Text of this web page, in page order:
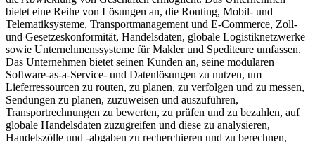
bietet eine Reihe von Lösungen an, die Routing, Mobil- und
Telematiksysteme, Transportmanagement und E-Commerce, Zoll-
und Gesetzeskonformität, Handelsdaten, globale Logistiknetzwerke
sowie Unternehmenssysteme für Makler und Spediteure umfassen.
Das Unternehmen bietet seinen Kunden an, seine modularen
Software-as-a-Service- und Datenlösungen zu nutzen, um
Lieferressourcen zu routen, zu planen, zu verfolgen und zu messen,
Sendungen zu planen, zuzuweisen und auszuführen,
Transportrechnungen zu bewerten, zu prüfen und zu bezahlen, auf
globale Handelsdaten zuzugreifen und diese zu analysieren,
Handelszölle und -abgaben zu recherchieren und zu berechnen,